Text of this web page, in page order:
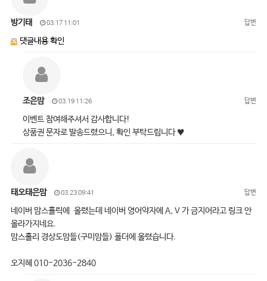
방기태 03.17 11:01 답변
댓글내용 확인
조은맘 03.19 11:26 답변
이벤트 참여해주셔서 감사합니다!
상품권 문자로 발송드렸으니, 확인 부탁드립니다 ♥
태오태은맘 03.23 09:41 답변
네이버 맘스홀릭에 올렸는데 네이버 영어약자에 A, V 가 금지어라고 링크 안
올라가지네요.
맘스홀리 경상도맘들(구미맘들) 폴더에 올렸습니다.
오지혜 010-2036-2840